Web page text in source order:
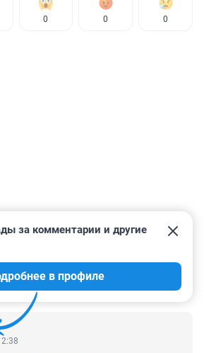
0 0 0
24
за комментарии и другие
в профиле